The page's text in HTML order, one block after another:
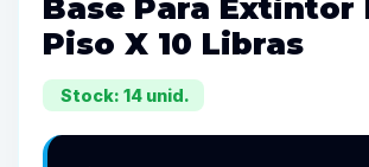
Base Para Extintor
Piso X 10 Libras
Stock: 14 unid.